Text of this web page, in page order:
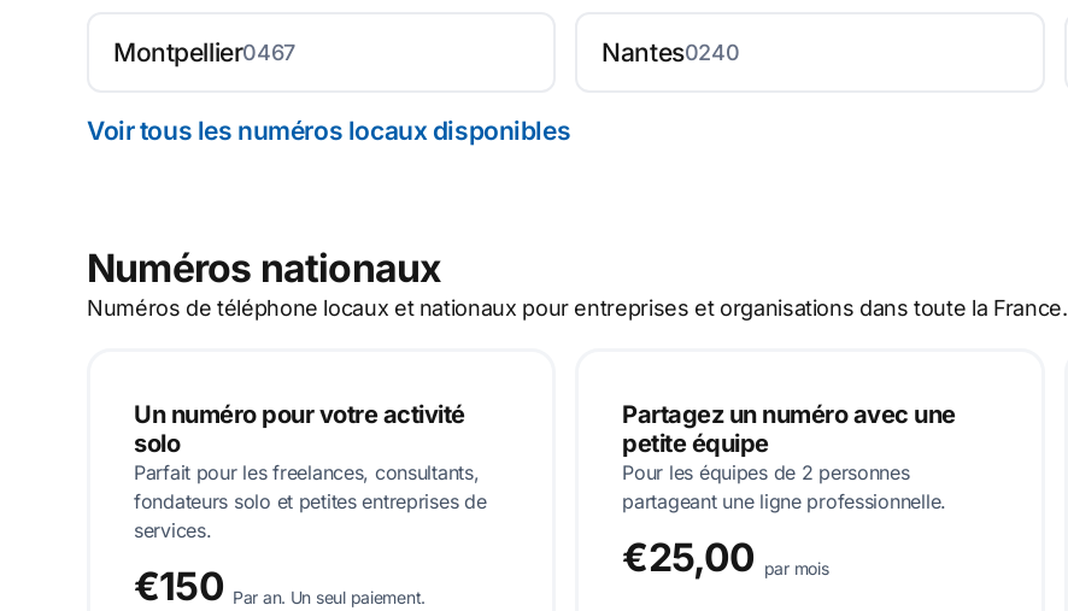
Montpellier0467 Nantes0240
Voir tous les numéros locaux disponibles
Numéros nationaux
Numéros de téléphone locaux et nationaux pour entreprises et organisations dans toute la France.
Un numéro pour votre activité
solo
Parfait pour les freelances, consultants,
fondateurs solo et petites entreprises de
services.
€150 Par an. Un seul paiement.
Partagez un numéro avec une
petite équipe
Pour les équipes de 2 personnes
partageant une ligne professionnelle.
€25,00 par mois